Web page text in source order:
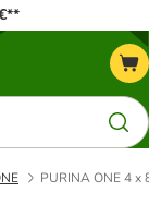
PURINA ONE 4 x